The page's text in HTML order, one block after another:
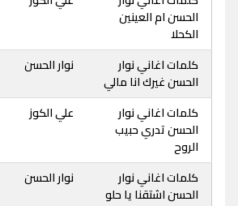
الحسن ام العينين
الكحلا
كلمات اغاني نوار
الحسن غيرك انا مالي
نوار الحسن
كلمات اغاني نوار
الحسن تدري حبيب
الروح
علي الكوز
كلمات اغاني نوار
الحسن اشتقنا يا حلو
نوار الحسن